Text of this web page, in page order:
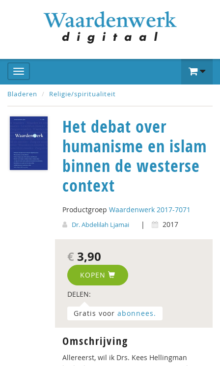
Bladeren Religie/spiritualiteit
Het debat over
humanisme en islam
binnen de westerse
context
Productgroep Waardenwerk 2017-7071
Dr. Abdelilah Ljamai | 2017
€ 3,90
KOPEN
DELEN:
Gratis voor abonnees.
Omschrijving
Allereerst, wil ik Drs. Kees Hellingman